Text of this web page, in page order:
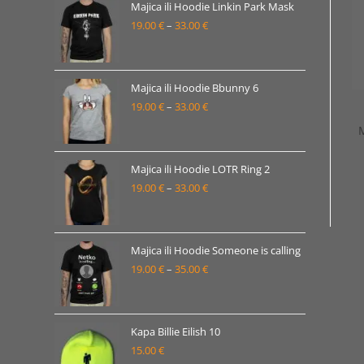
19.00 €
do
Majica ili Hoodie Linkin Park Mask
19.00€– 33.00€Raspon
od
19.00 €
do
Majica ili Hoodie Bbunny 6
19.00€– 33.00€Raspon
od
19.00 €
do
Majica ili Hoodie LOTR Ring 2
19.00€– 33.00€Raspon
od
19.00 €
do
Majica ili Hoodie Someone is calling
19.00€– 35.00€Raspon
od
19.00 €
Kapa Billie Eilish 10
15.00€